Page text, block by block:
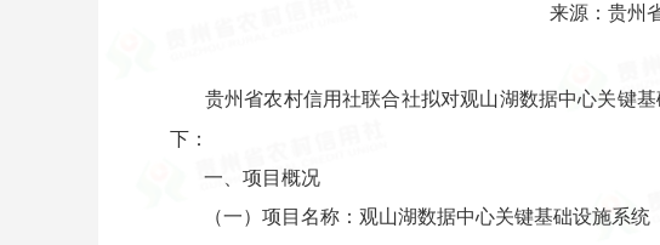
来源：贵州
贵州省农村信用社联合社拟对观山湖数据中心关键
下：
一、项目概况
（一）项目名称：观山湖数据中心关键基础设施系